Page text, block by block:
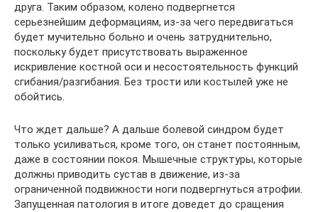
друга. Таким образом, колено подвергнется
серьезнейшим деформациям, из-за чего передвигаться
будет мучительно больно и очень затруднительно,
поскольку будет присутствовать выраженное
искривление костной оси и несостоятельность функций
сгибания/разгибания. Без трости или костылей уже не
обойтись.
Что ждет дальше? А дальше болевой синдром будет
только усиливаться, кроме того, он станет постоянным,
даже в состоянии покоя. Мышечные структуры, которые
должны приводить сустав в движение, из-за
ограниченной подвижности ноги подвергнуться атрофии.
Запущенная патология в итоге доведет до сращения